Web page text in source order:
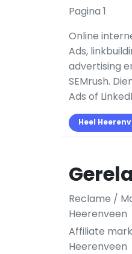
Pagina 1
Online
Ads,
advertising
SEMrush.
Ads of
Heel
Reclame /
Heerenveen
Affiliate
Heerenveen